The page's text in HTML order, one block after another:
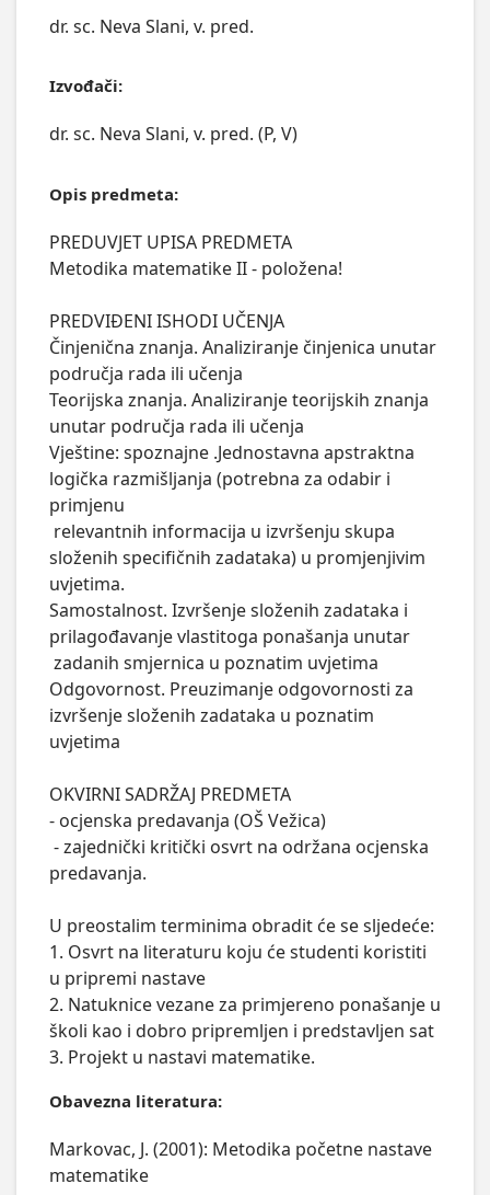
dr. sc. Neva Slani, v. pred.
Izvođači:
dr. sc. Neva Slani, v. pred. (P, V)
Opis predmeta:
PREDUVJET UPISA PREDMETA
Metodika matematike II - položena!
PREDVIĐENI ISHODI UČENJA
Činjenična znanja. Analiziranje činjenica unutar
područja rada ili učenja
Teorijska znanja. Analiziranje teorijskih znanja
unutar područja rada ili učenja
Vještine: spoznajne .Jednostavna apstraktna
logička razmišljanja (potrebna za odabir i
primjenu
složenih specifičnih zadataka) u promjenjivim
uvjetima.
Samostalnost. Izvršenje složenih zadataka i
prilagođavanje vlastitoga ponašanja unutar
Odgovornost. Preuzimanje odgovornosti za
izvršenje složenih zadataka u poznatim
uvjetima
OKVIRNI SADRŽAJ PREDMETA
- ocjenska predavanja (OŠ Vežica)
predavanja.
U preostalim terminima obradit će se sljedeće:
1. Osvrt na literaturu koju će studenti koristiti
u pripremi nastave
2. Natuknice vezane za primjereno ponašanje u
školi kao i dobro pripremljen i predstavljen sat
3. Projekt u nastavi matematike.
Obavezna literatura:
Markovac, J. (2001): Metodika početne nastave
matematike